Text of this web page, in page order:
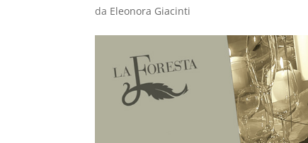
da Eleonora Giacinti